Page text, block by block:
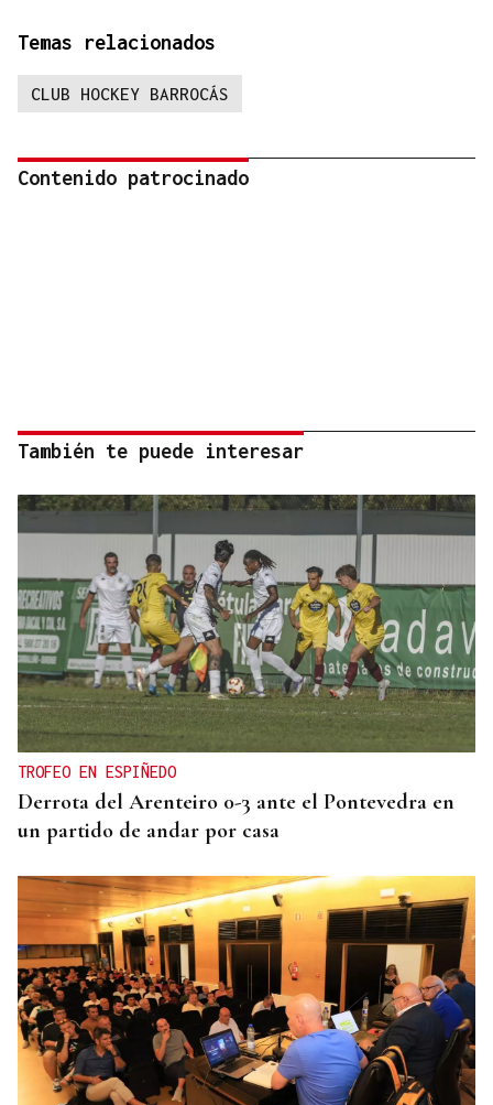
Temas relacionados
CLUB HOCKEY BARROCÁS
Contenido patrocinado
También te puede interesar
TROFEO EN ESPIÑEDO
Derrota del Arenteiro 0-3 ante el Pontevedra en
un partido de andar por casa